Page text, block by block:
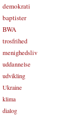
demokrati
baptister
BWA
trosfrihed
menighedsliv
uddannelse
udvikling
Ukraine
klima
dialog